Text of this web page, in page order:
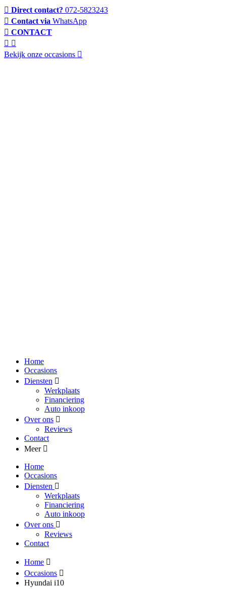
Direct contact? 072-5823243
Contact via WhatsApp
CONTACT
Bekijk onze occasions
Home
Occasions
Diensten
Werkplaats
Financiering
Auto inkoop
Over ons
Reviews
Contact
Meer
Home
Occasions
Diensten
Werkplaats
Financiering
Auto inkoop
Over ons
Reviews
Contact
Home
Occasions
Hyundai i10